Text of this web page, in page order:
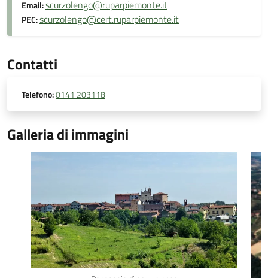
Email:scurzolengo@ruparpiemonte.it
PEC:scurzolengo@cert.ruparpiemonte.it
Contatti
Telefono:0141 203118
Galleria di immagini